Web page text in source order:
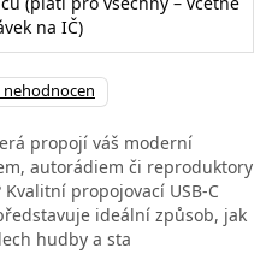
na IČ)
nehodnocen
propojí váš moderní
autorádiem či reproduktory
propojovací USB-C
ideální způsob, jak
hudby a sta